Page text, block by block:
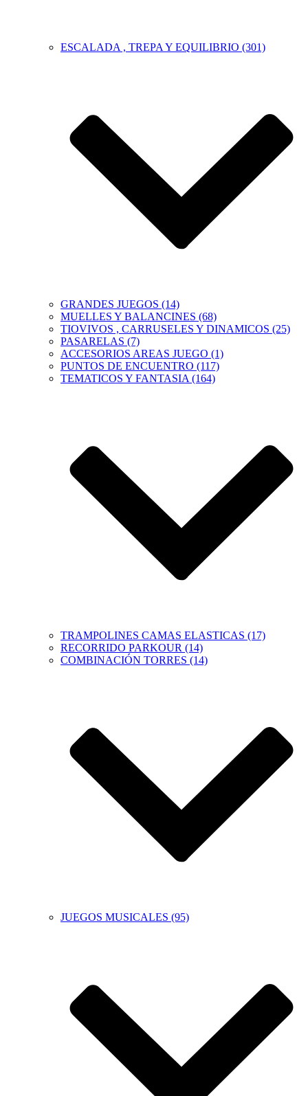
ESCALADA , TREPA Y EQUILIBRIO (301)
GRANDES JUEGOS (14)
MUELLES Y BALANCINES (68)
TIOVIVOS , CARRUSELES Y DINAMICOS (25)
PASARELAS (7)
ACCESORIOS AREAS JUEGO (1)
PUNTOS DE ENCUENTRO (117)
TEMATICOS Y FANTASIA (164)
TRAMPOLINES CAMAS ELASTICAS (17)
RECORRIDO PARKOUR (14)
COMBINACIÓN TORRES (14)
JUEGOS MUSICALES (95)